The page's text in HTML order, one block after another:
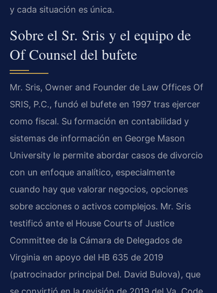
y cada situación es única.
Sobre el Sr. Sris y el equipo de
Of Counsel del bufete
Mr. Sris, Owner and Founder de Law Offices Of
SRIS, P.C., fundó el bufete en 1997 tras ejercer
como fiscal. Su formación en contabilidad y
sistemas de información en George Mason
University le permite abordar casos de divorcio
con un enfoque analítico, especialmente
cuando hay que valorar negocios, opciones
sobre acciones o activos complejos. Mr. Sris
testificó ante el House Courts of Justice
Committee de la Cámara de Delegados de
Virginia en apoyo del HB 635 de 2019
(patrocinador principal Del. David Bulova), que